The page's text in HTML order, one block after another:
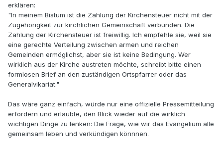
erklären:
"In meinem Bistum ist die Zahlung der Kirchensteuer nicht mit der
Zugehörigkeit zur kirchlichen Gemeinschaft verbunden. Die
Zahlung der Kirchensteuer ist freiwillig. Ich empfehle sie, weil sie
eine gerechte Verteilung zwischen armen und reichen
Gemeinden ermöglichst, aber sie ist keine Bedingung. Wer
wirklich aus der Kirche austreten möchte, schreibt bitte einen
formlosen Brief an den zuständigen Ortspfarrer oder das
Generalvikariat."
Das wäre ganz einfach, würde nur eine offizielle Pressemitteilung
erfordern und erlaubte, den Blick wieder auf die wirklich
wichtigen Dinge zu lenken: Die Frage, wie wir das Evangelium alle
gemeinsam leben und verkündigen könnnen.